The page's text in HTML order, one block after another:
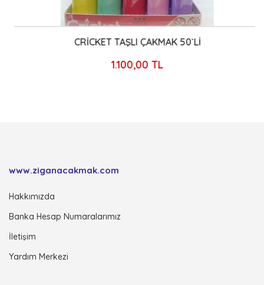
CRİCKET TAŞLI ÇAKMAK 50`Lİ
1.100,00 TL
www.ziganacakmak.com
Hakkımızda
Banka Hesap Numaralarımız
İletişim
Yardım Merkezi